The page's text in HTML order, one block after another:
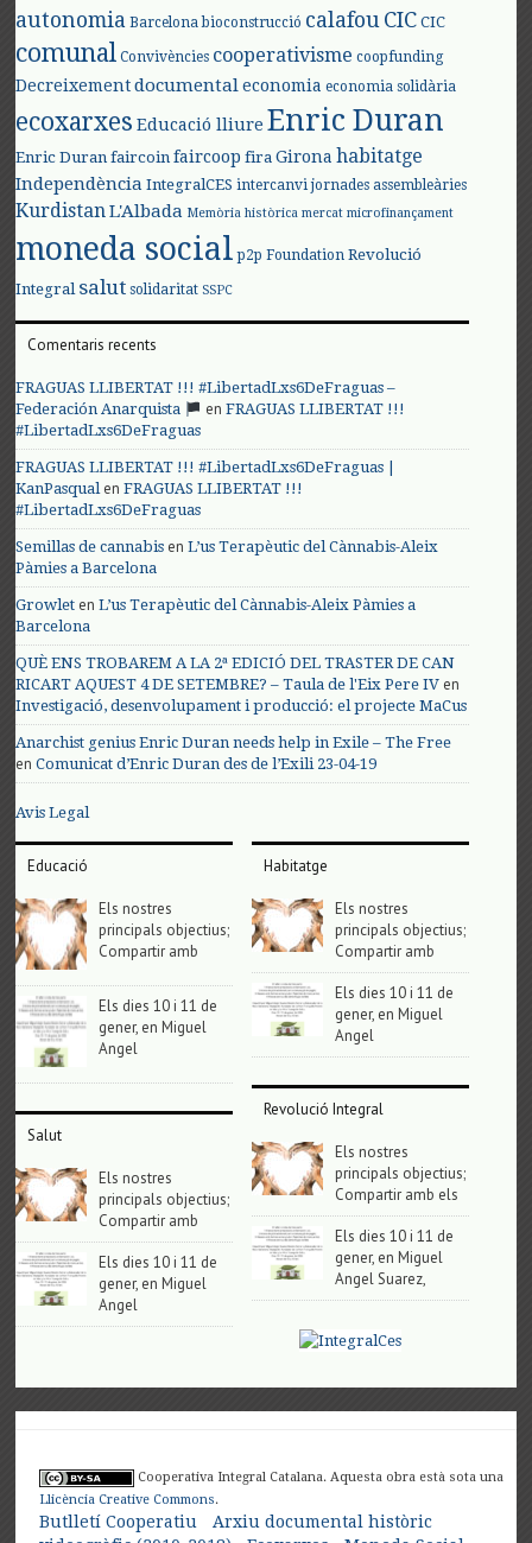
autonomia Barcelona bioconstrucció calafouCIC CIC
comunal Convivències cooperativisme coopfunding
Decreixement documental economia economia solidària
ecoxarxes Educació lliure Enric Duran
Enric Duran faircoin faircoop fira Girona habitatge
Independència IntegralCES intercanvi jornades assembleàries
KurdistanL'Albada Memòria històrica mercat microfinançament
moneda social p2p Foundation Revolució
Integral salut solidaritat SSPC
Comentaris recents
FRAGUAS LLIBERTAT !!! #LibertadLxs6DeFraguas –
Federación Anarquista
enFRAGUAS LLIBERTAT !!!
#LibertadLxs6DeFraguas
FRAGUAS LLIBERTAT !!! #LibertadLxs6DeFraguas |
KanPasqualenFRAGUAS LLIBERTAT !!!
#LibertadLxs6DeFraguas
Semillas de cannabis enL’us Terapèutic del Cànnabis-Aleix
Pàmies a Barcelona
Growlet enL’us Terapèutic del Cànnabis-Aleix Pàmies a
Barcelona
QUÈ ENS TROBAREM A LA 2ª EDICIÓ DEL TRASTER DE CAN
RICART AQUEST 4 DE SETEMBRE? – Taula de l'Eix Pere IV en
Investigació, desenvolupament i producció: el projecte MaCus
Anarchist genius Enric Duran needs help in Exile – The Free
enComunicat d’Enric Duran des de l’Exili 23-04-19
Avis Legal
Educació
Els nostres
principals objectius;
Compartir amb
Els dies 10 i 11 de
gener, en Miguel
Angel
Salut
Els nostres
principals objectius;
Compartir amb
Els dies 10 i 11 de
gener, en Miguel
Angel
Habitatge
Els nostres
principals objectius;
Compartir amb
Els dies 10 i 11 de
gener, en Miguel
Angel
Revolució Integral
Els nostres
principals objectius;
Compartir amb els
Els dies 10 i 11 de
gener, en Miguel
Angel Suarez,
Cooperativa Integral Catalana. Aquesta obra està sota una
Llicència Creative Commons.
Butlletí Cooperatiu
Arxiu documental històric